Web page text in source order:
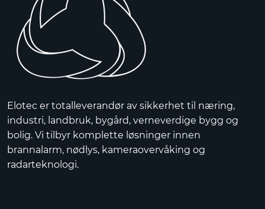
Elotec er totalleverandør av sikkerhet til næring,
industri, landbruk, bygård, verneverdige bygg og
bolig. Vi tilbyr komplette løsninger innen
brannalarm, nødlys, kameraovervåking og
radarteknologi.